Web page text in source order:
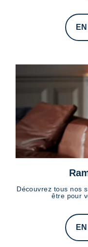
Découvrez tous nos
être pour